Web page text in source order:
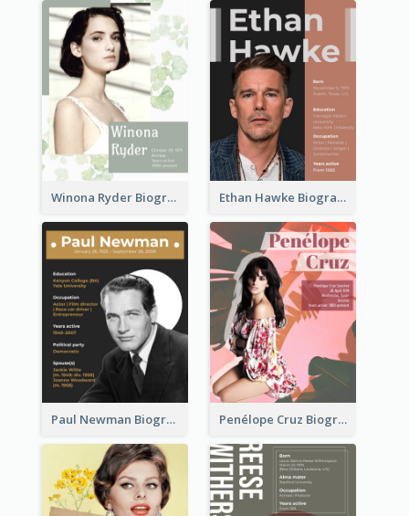
Winona Ryder Biography Ethan Hawke Biography
Paul Newman Biography Penélope Cruz Biography